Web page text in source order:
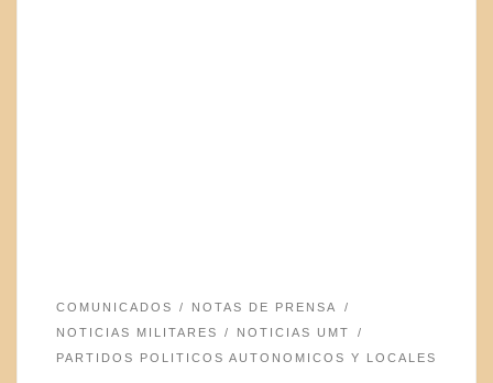
COMUNICADOS
NOTAS DE PRENSA
NOTICIAS MILITARES
NOTICIAS UMT
PARTIDOS POLITICOS AUTONOMICOS Y LOCALES